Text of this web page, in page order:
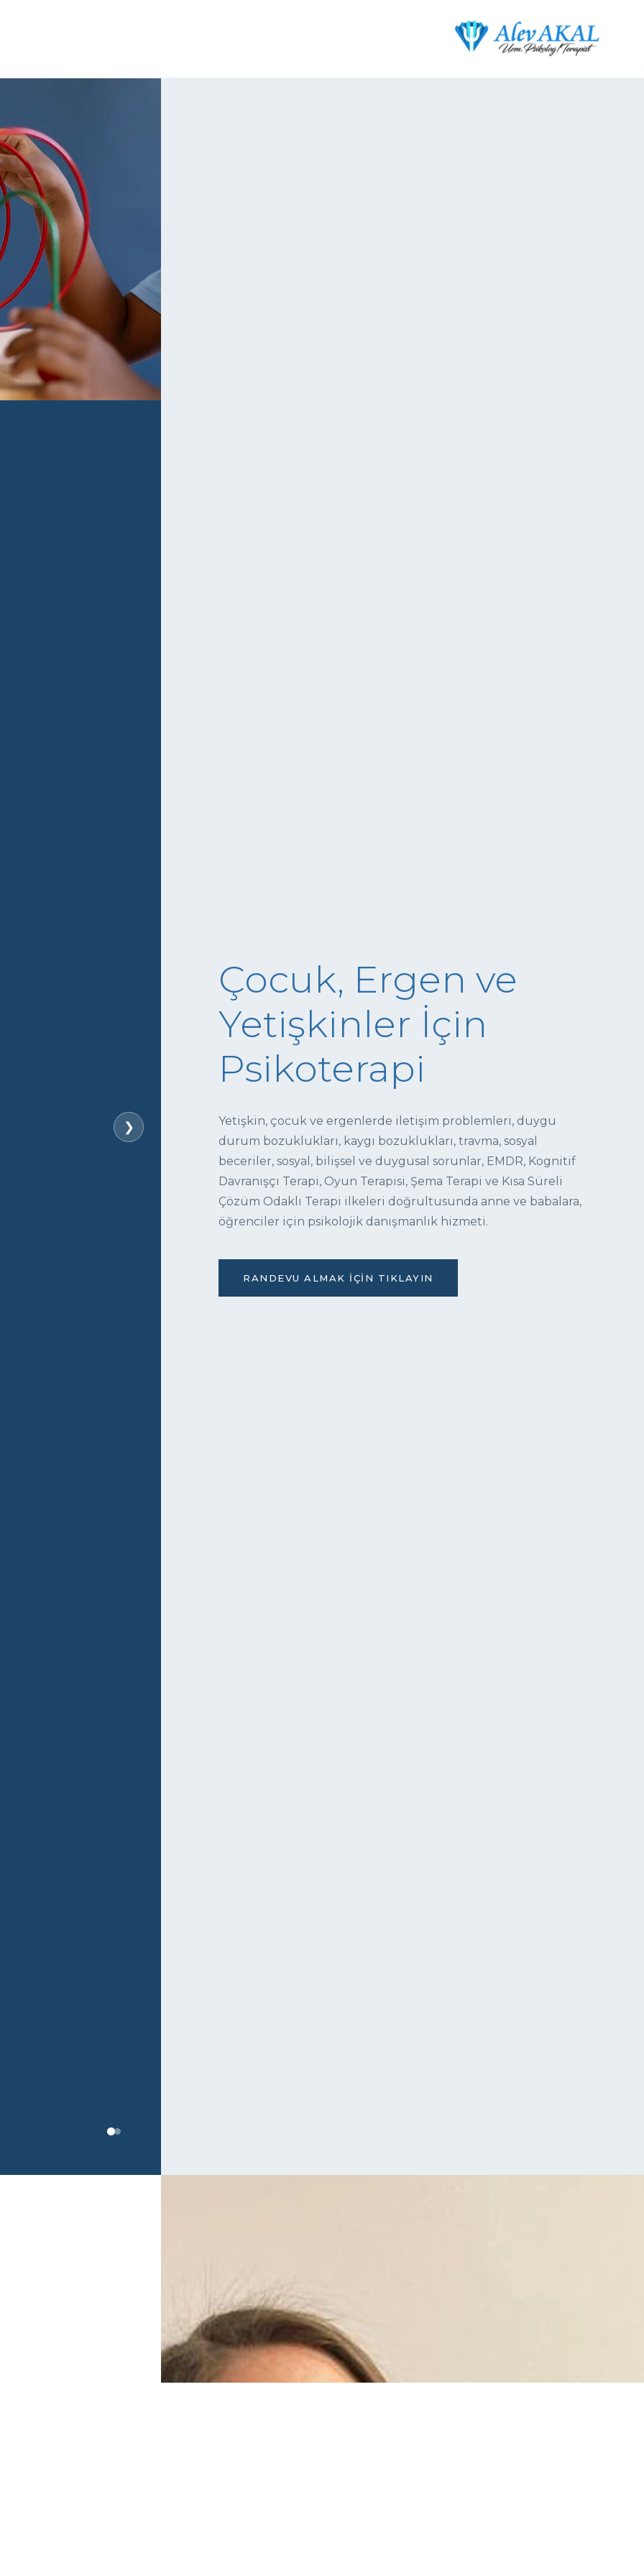
❯
Çocuk, Ergen ve
Yetişkinler İçin
Psikoterapi
Yetişkin, çocuk ve ergenlerde iletişim problemleri, duygu
durum bozuklukları, kaygı bozuklukları, travma, sosyal
beceriler, sosyal, bilişsel ve duygusal sorunlar, EMDR, Kognitif
Davranışçı Terapi, Oyun Terapisi, Şema Terapi ve Kısa Süreli
Çözüm Odaklı Terapi ilkeleri doğrultusunda anne ve babalara,
öğrenciler için psikolojik danışmanlık hizmeti.
RANDEVU ALMAK İÇIN TIKLAYIN